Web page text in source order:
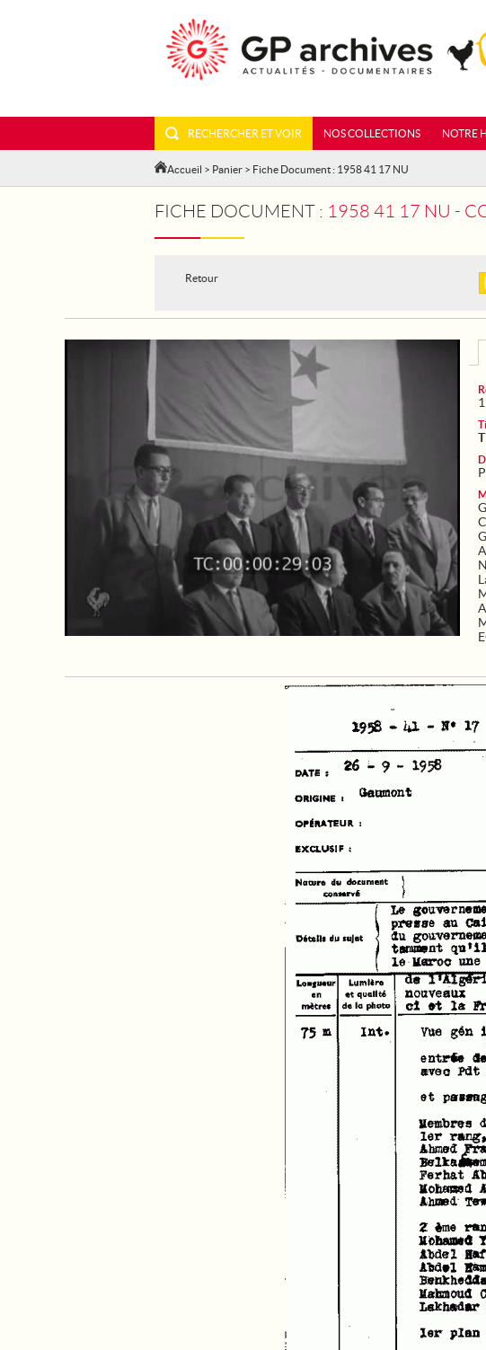
RECHERCHER ET VOIR NOS COLLECTIONS NOTRE
Accueil > Panier > Fiche Document : 1958 41 17 NU
FICHE DOCUMENT : 1958 41 17 NU -
Retour